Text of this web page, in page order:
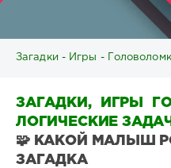
Загадки - Игры -
ЗАГАДКИ, ИГРЫ
ЛОГИЧЕСКИЕ
🧩 КАКОЙ МАЛЫШ
ЗАГАДКА